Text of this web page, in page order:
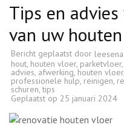
Tips en
van uw
Bericht geplaatst door
hout, houten vloer, parketvloer,
advies, afwerking, houten vloer,
professionele hulp, reinigen,
schuren,tips
Geplaatst op 25 januari 2024